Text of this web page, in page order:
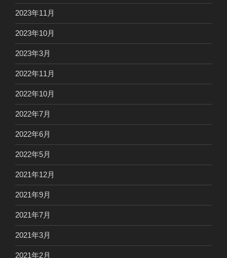
2023年11月
2023年10月
2023年3月
2022年11月
2022年10月
2022年7月
2022年6月
2022年5月
2021年12月
2021年9月
2021年7月
2021年3月
2021年2月